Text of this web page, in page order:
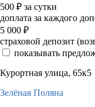
500 ₽ за сутки
доплата за каждого
5 000 ₽
страховой депозит
показывать
Курортная улица, 65к5
Зелёная Поляна